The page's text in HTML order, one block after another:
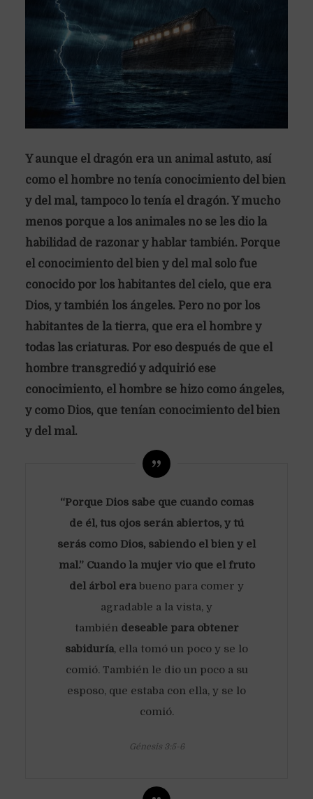
Y aunque el dragón era un animal astuto, así
como el hombre no tenía conocimiento del bien
y del mal, tampoco lo tenía el dragón. Y mucho
menos porque a los animales no se les dio la
habilidad de razonar y hablar también. Porque
el conocimiento del bien y del mal solo fue
conocido por los habitantes del cielo, que era
Dios, y también los ángeles. Pero no por los
habitantes de la tierra, que era el hombre y
todas las criaturas. Por eso después de que el
hombre transgredió y adquirió ese
conocimiento, el hombre se hizo como ángeles,
y como Dios, que tenían conocimiento del bien
y del mal.
“Porque Dios sabe que cuando comas
de él, tus ojos serán abiertos, y tú
serás como Dios, sabiendo el bien y el
mal.” Cuando la mujer vio que el fruto
del árbol era bueno para comer y
agradable a la vista, y
también deseable para obtener
sabiduría, ella tomó un poco y se lo
comió. También le dio un poco a su
esposo, que estaba con ella, y se lo
comió.
Génesis 3:5-6